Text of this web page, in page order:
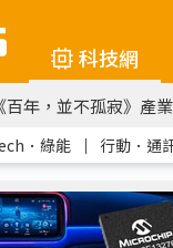
科技網
《百年，並不孤寂》產
．綠能 ｜ 行動．通